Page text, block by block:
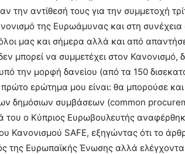
την αντίθεσή τους για την συμμετοχή
της Ευρωάμυνας και στη συνέχεια
μας και σήμερα αλλά και από
δεν μπορεί να συμμετέχει στον
την μορφή δανείου (από τα 150
ερώτημα μου είναι: θα μπορούσε
δημόσιων συμβάσεων (common
του ο Κύπριος Ευρωβουλευτής
Κανονισμού SAFE, εξηγώντας ότι το
της Ευρωπαϊκής Ένωσης αλλά